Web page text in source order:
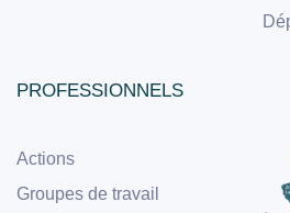
PROFESSIONNELS
Actions
Groupes de travail